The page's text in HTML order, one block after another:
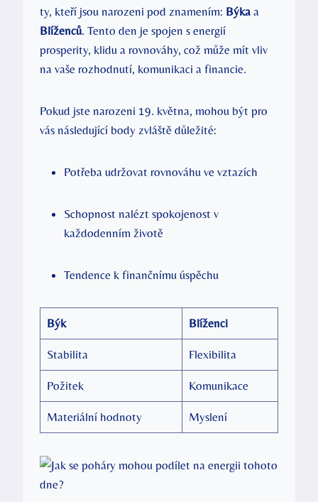
ty,‌ kteří jsou narozeni⁤ pod znamením:⁤ Býka a
Blíženců. ‌Tento den je spojen s energií
⁣prosperity, ​klidu ⁤a rovnováhy, což‌ může mít vliv
na vaše rozhodnutí, komunikaci ⁤a financie.
Pokud jste narozeni 19. května, mohou být ‍pro
vás následující​ body zvláště důležité:
Potřeba udržovat rovnováhu ve vztazích
Schopnost⁢ nalézt spokojenost v
každodenním životě
Tendence ⁢k finančnímu ‍úspěchu
Býk Blíženci
Stabilita Flexibilita
Požitek Komunikace
Materiální⁣ hodnoty Myslení